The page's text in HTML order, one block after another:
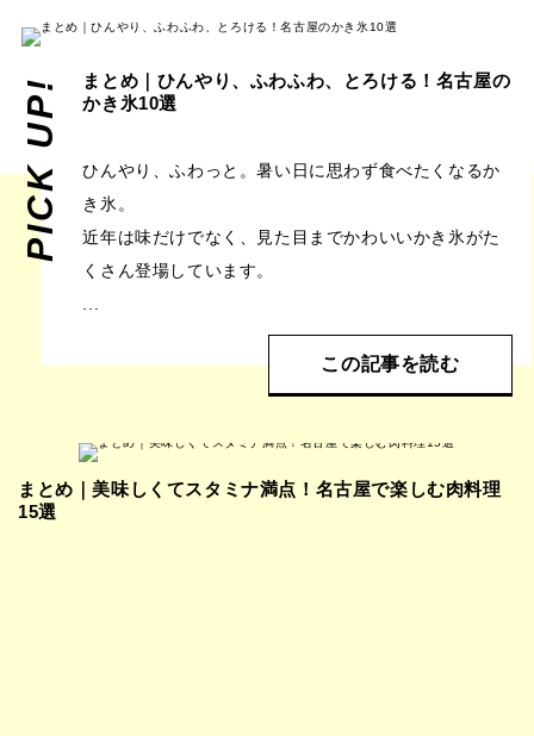
PICK UP!
まとめ｜ひんやり、ふわふわ、とろける！名古屋の
かき氷10選
ひんやり、ふわっと。暑い日に思わず食べたくなるか
き氷。
近年は味だけでなく、見た目までかわいいかき氷がた
くさん登場しています。
この記事を読む
まとめ｜美味しくてスタミナ満点！名古屋で楽しむ肉料理
15選